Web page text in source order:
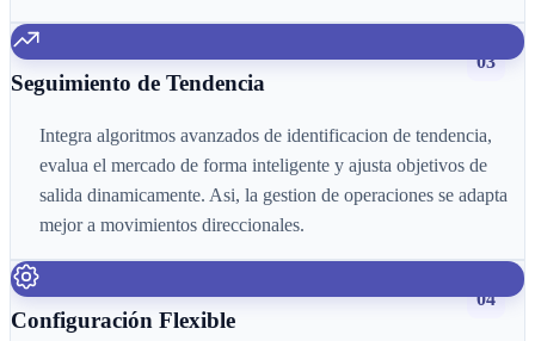
03
Seguimiento de Tendencia
Integra algoritmos avanzados de identificacion de tendencia,
evalua el mercado de forma inteligente y ajusta objetivos de
salida dinamicamente. Asi, la gestion de operaciones se adapta
mejor a movimientos direccionales.
04
Configuración Flexible